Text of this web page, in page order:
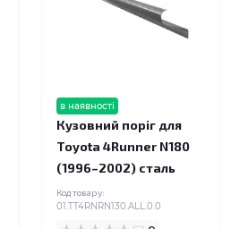
в наявності
Кузовний поріг для
Toyota 4Runner N180
(1996–2002) сталь
Код товару:
01.TT4RNRN130.ALL.0.0